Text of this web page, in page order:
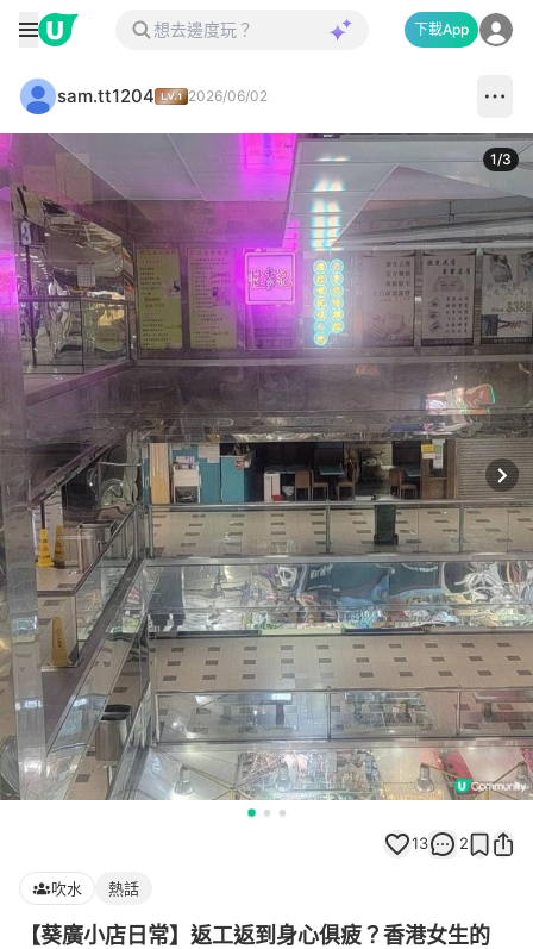
下載App
sam.tt1204 2026/06/02
1/3
13 2
吹水 熱話
【葵廣小店日常】返工返到身心俱疲？香港女生的